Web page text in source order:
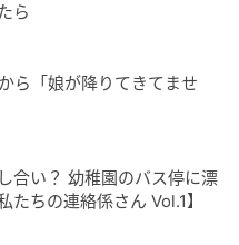
ら
ら「娘が降りてきてませ
合い？ 幼稚園のバス停に漂
たちの連絡係さん Vol.1】